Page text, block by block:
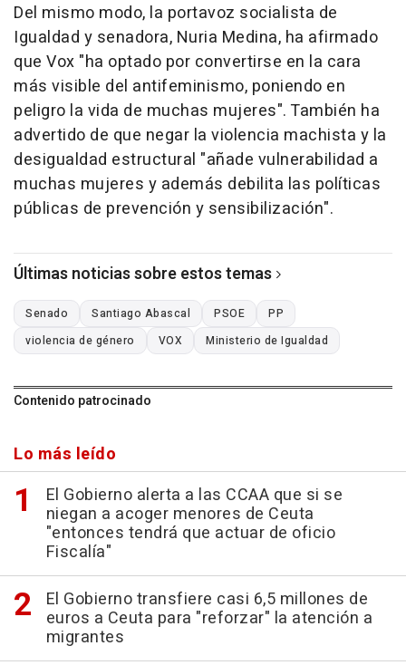
Del mismo modo, la portavoz socialista de
Igualdad y senadora, Nuria Medina, ha afirmado
que Vox "ha optado por convertirse en la cara
más visible del antifeminismo, poniendo en
peligro la vida de muchas mujeres". También ha
advertido de que negar la violencia machista y la
desigualdad estructural "añade vulnerabilidad a
muchas mujeres y además debilita las políticas
públicas de prevención y sensibilización".
Últimas noticias sobre estos temas
Senado Santiago Abascal PSOE
PP
violencia de género
VOX Ministerio de Igualdad
Contenido patrocinado
Lo más leído
El Gobierno alerta a las CCAA que si se
niegan a acoger menores de Ceuta
"entonces tendrá que actuar de oficio
Fiscalía"
El Gobierno transfiere casi 6,5 millones de
euros a Ceuta para "reforzar" la atención a
migrantes